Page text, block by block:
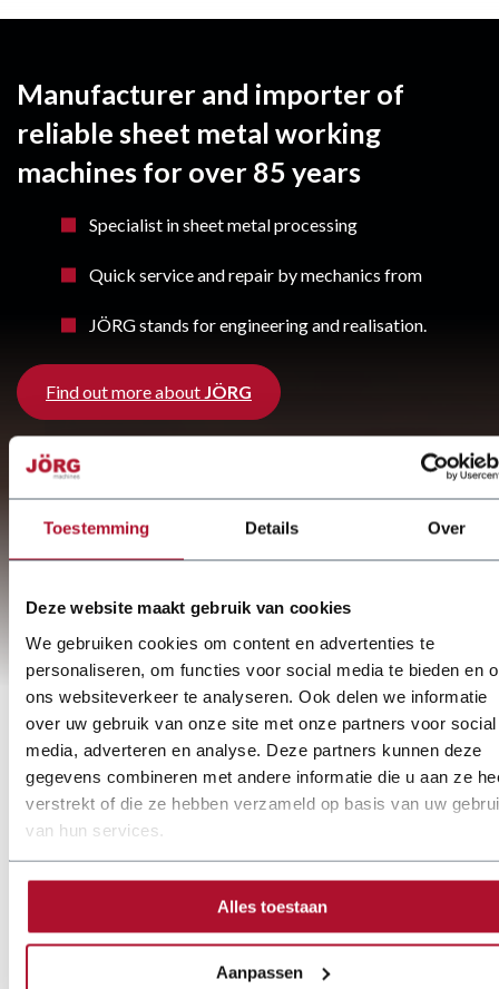
Toestemming Details Over
Deze website maakt gebruik van cookies
We gebruiken cookies om content en advertenties te
personaliseren, om functies voor social media te bieden en
ons websiteverkeer te analyseren. Ook delen we informatie
over uw gebruik van onze site met onze partners voor social
media, adverteren en analyse. Deze partners kunnen deze
gegevens combineren met andere informatie die u aan ze
verstrekt of die ze hebben verzameld op basis van uw
van hun services.
Alles toestaan
Aanpassen
Manufacturer and importer of
reliable sheet metal working
machines for over 85 years
Specialist in sheet metal processing
Quick service and repair by mechanics from
JÖRG stands for engineering and realisation.
Find out more about JÖRG